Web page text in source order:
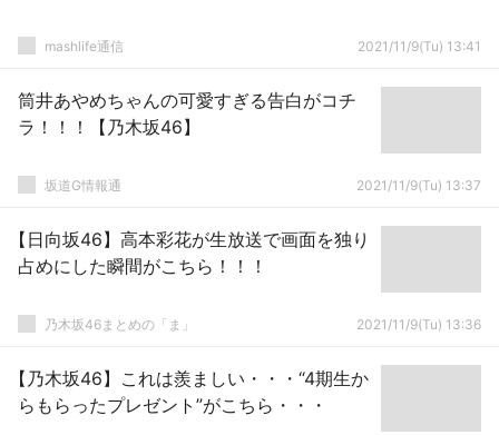
mashlife通信 2021/11/9(Tu) 13:41
筒井あやめちゃんの可愛すぎる告白がコチ
ラ！！！【乃木坂46】
坂道G情報通 2021/11/9(Tu) 13:37
【日向坂46】高本彩花が生放送で画面を独り
占めにした瞬間がこちら！！！
乃木坂46まとめの「ま」 2021/11/9(Tu) 13:36
【乃木坂46】これは羨ましい・・・“4期生か
らもらったプレゼント”がこちら・・・